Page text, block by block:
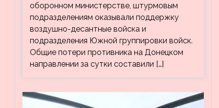
оборонном министерстве, штурмовым
подразделениям оказывали поддержку
воздушно-десантные войска и
подразделения Южной группировки войск.
Общие потери противника на Донецком
направлении за сутки составили […]